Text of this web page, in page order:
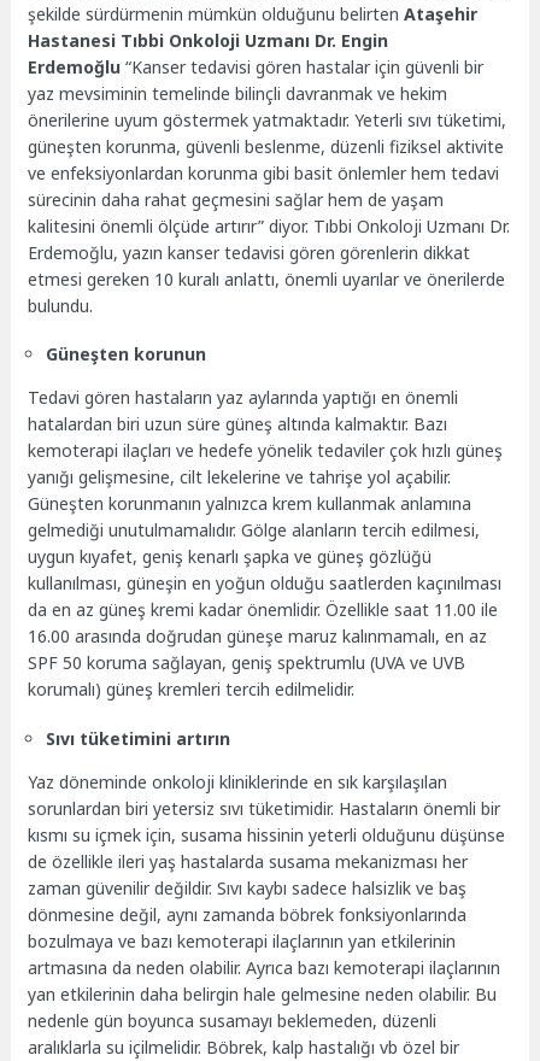
şekilde sürdürmenin mümkün olduğunu belirtenAtaşehir
Hastanesi Tıbbi Onkoloji Uzmanı Dr. Engin
Erdemoğlu “Kanser tedavisi gören hastalar için güvenli bir
yaz mevsiminin temelinde bilinçli davranmak ve hekim
önerilerine uyum göstermek yatmaktadır. Yeterli sıvı tüketimi,
güneşten korunma, güvenli beslenme, düzenli fiziksel aktivite
ve enfeksiyonlardan korunma gibi basit önlemler hem tedavi
sürecinin daha rahat geçmesini sağlar hem de yaşam
kalitesini önemli ölçüde artırır” diyor. Tıbbi Onkoloji Uzmanı Dr.
Erdemoğlu, yazın kanser tedavisi gören görenlerin dikkat
etmesi gereken 10 kuralı anlattı, önemli uyarılar ve önerilerde
bulundu.
Güneşten korunun
Tedavi gören hastaların yaz aylarında yaptığı en önemli
hatalardan biri uzun süre güneş altında kalmaktır. Bazı
kemoterapi ilaçları ve hedefe yönelik tedaviler çok hızlı güneş
yanığı gelişmesine, cilt lekelerine ve tahrişe yol açabilir.
Güneşten korunmanın yalnızca krem kullanmak anlamına
gelmediği unutulmamalıdır. Gölge alanların tercih edilmesi,
uygun kıyafet, geniş kenarlı şapka ve güneş gözlüğü
kullanılması, güneşin en yoğun olduğu saatlerden kaçınılması
da en az güneş kremi kadar önemlidir. Özellikle saat 11.00 ile
16.00 arasında doğrudan güneşe maruz kalınmamalı, en az
SPF 50 koruma sağlayan, geniş spektrumlu (UVA ve UVB
korumalı) güneş kremleri tercih edilmelidir.
Sıvı tüketimini artırın
Yaz döneminde onkoloji kliniklerinde en sık karşılaşılan
sorunlardan biri yetersiz sıvı tüketimidir. Hastaların önemli bir
kısmı su içmek için, susama hissinin yeterli olduğunu düşünse
de özellikle ileri yaş hastalarda susama mekanizması her
zaman güvenilir değildir. Sıvı kaybı sadece halsizlik ve baş
dönmesine değil, aynı zamanda böbrek fonksiyonlarında
bozulmaya ve bazı kemoterapi ilaçlarının yan etkilerinin
artmasına da neden olabilir. Ayrıca bazı kemoterapi ilaçlarının
yan etkilerinin daha belirgin hale gelmesine neden olabilir. Bu
nedenle gün boyunca susamayı beklemeden, düzenli
aralıklarla su içilmelidir. Böbrek, kalp hastalığı vb özel bir